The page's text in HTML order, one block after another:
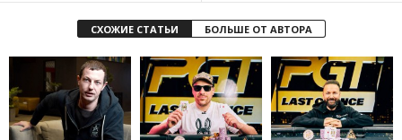
СХОЖИЕ СТАТЬИ БОЛЬШЕ ОТ АВТОРА